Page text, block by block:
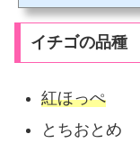
びの「コツ
イチゴの品種
紅ほっぺ
とちおとめ